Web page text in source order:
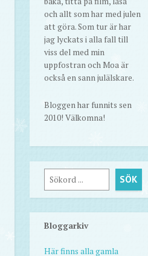
och allt som har med julen
att göra. Som tur är har
jag lyckats i alla fall till
viss del med min
uppfostran och Moa är
också en sann julälskare.
Bloggen har funnits sen
2010! Välkomna!
Sök SÖK
Bloggarkiv
Här finns alla gamla